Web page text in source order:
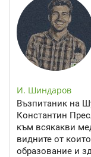
И. Шиндаров
Възпитаник на
Константин
към всякакви
видните от
образование и